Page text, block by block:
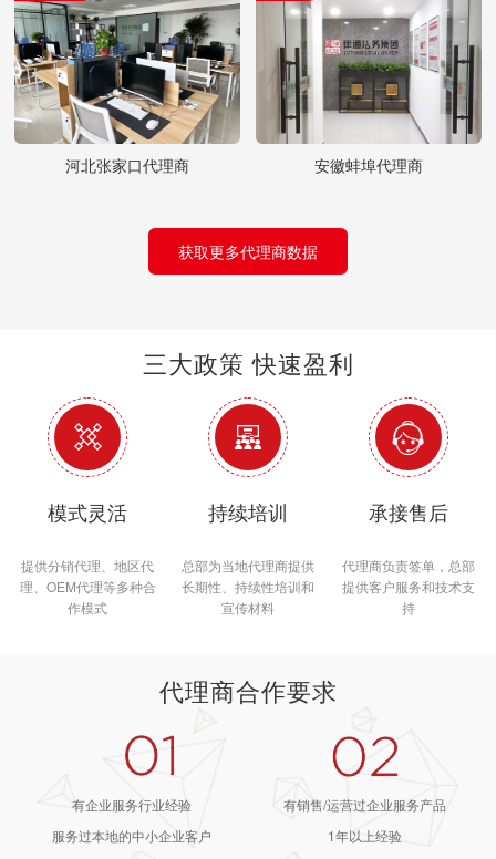
河北张家口代理商 安徽蚌埠代理商
获取更多代理商数据
三大政策 快速盈利

模式灵活
提供分销代理、地区代
理、OEM代理等多种合
作模式

持续培训
总部为当地代理商提供
长期性、持续性培训和
宣传材料

承接售后
代理商负责签单，总部
提供客户服务和技术支
持
代理商合作要求
有企业服务行业经验
服务过本地的中小企业客户
有销售/运营过企业服务产品
1年以上经验